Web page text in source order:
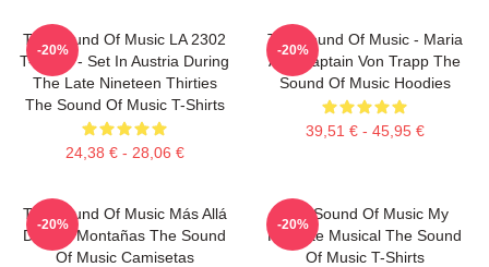
The Sound Of Music LA 2302
T-Shirts - Set In Austria During
The Late Nineteen Thirties
The Sound Of Music T-Shirts
24,38 € - 28,06 €
-20%
The Sound Of Music - Maria
And Captain Von Trapp The
Sound Of Music Hoodies
39,51 € - 45,95 €
-20%
The Sound Of Music Más Allá
De Las Montañas The Sound
Of Music Camisetas
-20%
The Sound Of Music My
Favorite Musical The Sound
Of Music T-Shirts
-20%